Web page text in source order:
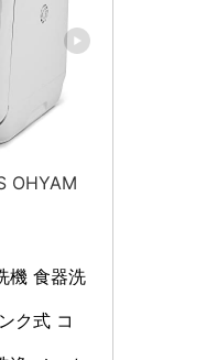
OHYAM
機 食器洗
ク式 コ